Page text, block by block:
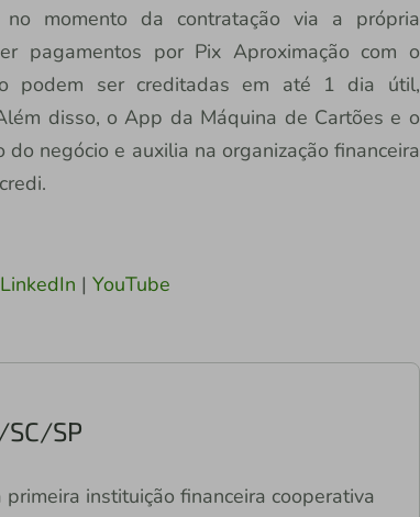
no momento da contratação via a própria
pagamentos por Pix Aproximação com o
podem ser creditadas em até 1 dia útil,
disso, o App da Máquina de Cartões e o
negócio e auxilia na organização financeira
LinkedIn | YouTube
SP
instituição financeira cooperativa